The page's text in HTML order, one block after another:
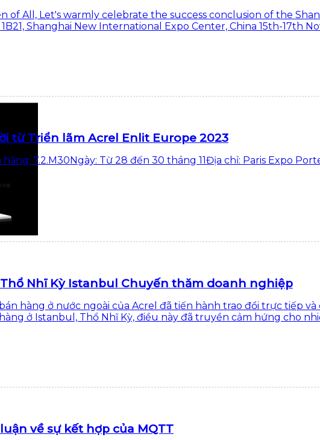
of All, Let's warmly celebrate the success conclusion of the
1B21, Shanghai New International Expo Center, China 15th-17th
từ Triển lãm Acrel Enlit Europe 2023
hàng: 7.2.M30Ngày: Từ 28 đến 30 tháng 11Địa chỉ: Paris Expo
Nhĩ Kỳ Istanbul Chuyến thăm doanh nghiệp
hàng ở nước ngoài của Acrel đã tiến hành trao đổi trực tiếp và
ở Istanbul, Thổ Nhĩ Kỳ, điều này đã truyền cảm hứng cho
về sự kết hợp của MQTT